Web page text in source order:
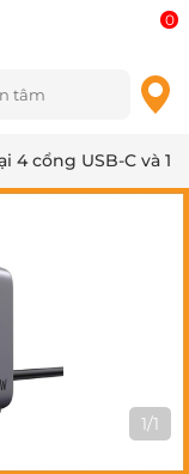
0
4 cổng USB-C và 1
1/1